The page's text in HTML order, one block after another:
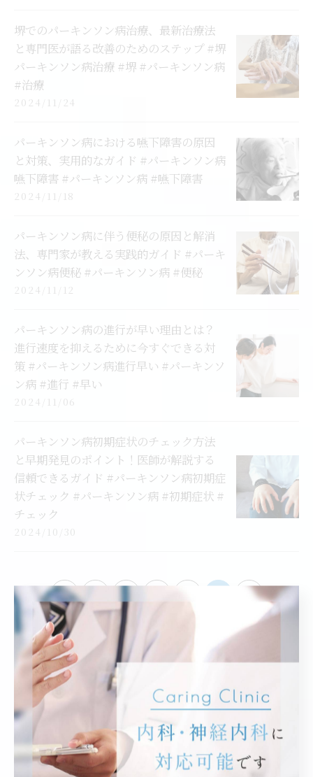
堺でのパーキンソン病治療、最新治療法
と専門医が語る改善のためのステップ #堺
パーキンソン病治療 #堺 #パーキンソン病
#治療
2024/11/24
パーキンソン病における嚥下障害の原因
と対策、実用的なガイド #パーキンソン病
嚥下障害 #パーキンソン病 #嚥下障害
2024/11/18
パーキンソン病に伴う便秘の原因と解消
法、専門家が教える実践的ガイド #パーキ
ンソン病便秘 #パーキンソン病 #便秘
2024/11/12
パーキンソン病の進行が早い理由とは？
進行速度を抑えるために今すぐできる対
策 #パーキンソン病進行早い #パーキンソ
ン病 #進行 #早い
2024/11/06
パーキンソン病初期症状のチェック方法
と早期発見のポイント！医師が解説する
信頼できるガイド #パーキンソン病初期症
状チェック #パーキンソン病 #初期症状 #
チェック
2024/10/30
1 9
カテゴリー
CATEGORIES
かかりつけ医
受診の心得